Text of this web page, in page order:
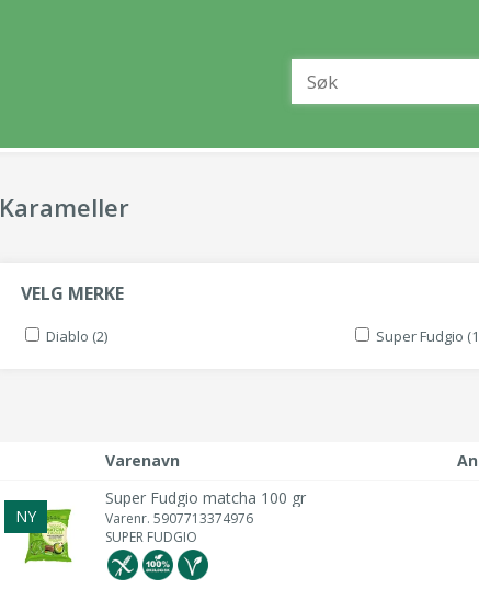
Karameller
VELG MERKE
Diablo (2) Super Fudgio
Varenavn
NY
Super Fudgio matcha 100 gr
Varenr. 5907713374976
SUPER FUDGIO